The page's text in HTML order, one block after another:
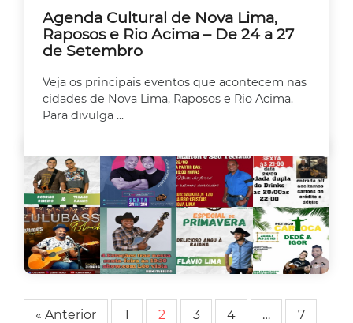
Agenda Cultural de Nova Lima,
Raposos e Rio Acima – De 24 a 27
de Setembro
Veja os principais eventos que acontecem nas
cidades de Nova Lima, Raposos e Rio Acima.
Para divulga ...
« Anterior 1 2 3 4 … 7